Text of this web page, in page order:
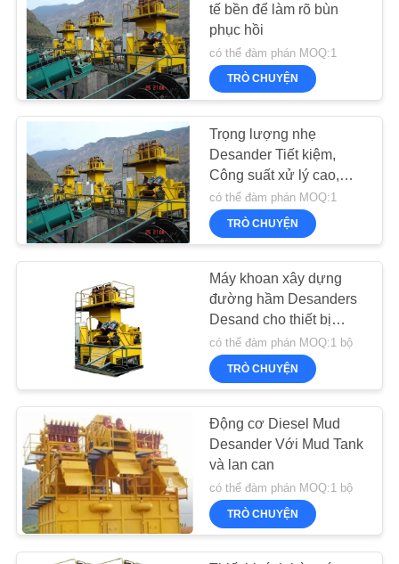
TRANG
WEB
CHÍNH
SÁCH
BẢO
MẬT
Máy khoan bánh
xích thủy lực
Desander
Thiết bị tường vây
tế bền để làm rõ bùn
phục hồi
có thể đàm phán MOQ:1
TRÒ CHUYỆN
Trọng lượng nhẹ
Desander Tiết kiệm,
Công suất xử lý cao,
Desander và hệ thống
xử lý trầm tích
có thể đàm phán MOQ:1
TRÒ CHUYỆN
Máy khoan xây dựng
đường hầm Desanders
Desand cho thiết bị
móng
có thể đàm phán MOQ:1 bộ
TRÒ CHUYỆN
Động cơ Diesel Mud
Desander Với Mud Tank
và lan can
có thể đàm phán MOQ:1 bộ
TRÒ CHUYỆN